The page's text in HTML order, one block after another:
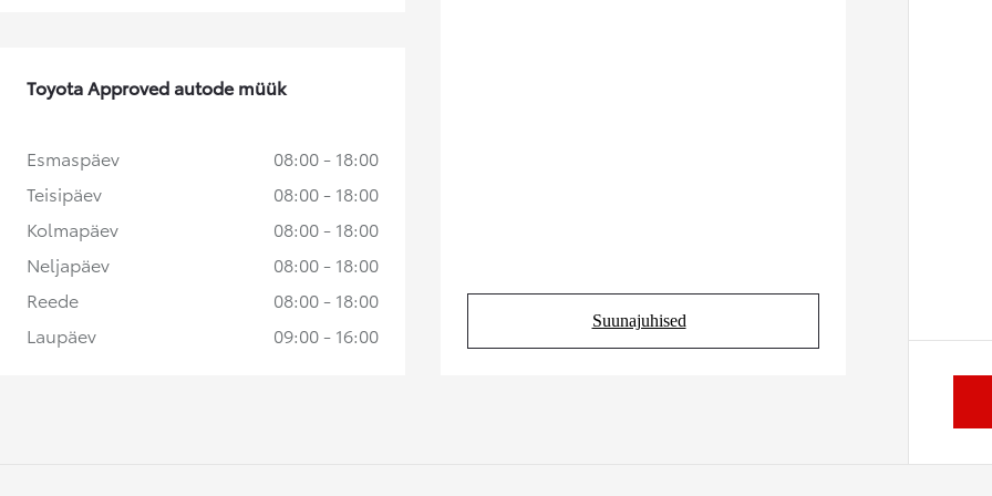
Suunajuhised
(Opens in new tab)
Toyota Approved autode müük
Esmaspäev
08:00 - 18:00
Teisipäev
08:00 - 18:00
Kolmapäev
08:00 - 18:00
Neljapäev
08:00 - 18:00
Reede
08:00 - 18:00
Laupäev
09:00 - 16:00